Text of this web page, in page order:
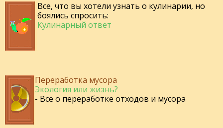
Все, что вы хотели узнать о кулинарии, но
боялись спросить:
Кулинарный ответ
Переработка мусора
Экология или жизнь?
- Все о переработке отходов и мусора